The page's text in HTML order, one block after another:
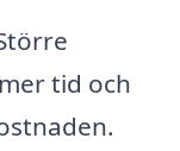
tid och